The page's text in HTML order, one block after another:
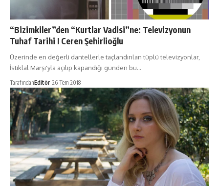
“Bizimkiler”den “Kurtlar Vadisi”ne: Televizyonun
Tuhaf Tarihi I Ceren Şehirlioğlu
Üzerinde en değerli dantellerle taçlandırılan tüplü televizyonlar,
İstiklal Marşı'yla açılıp kapandığı günden bu…
TarafındanEditör 26 Tem 2018